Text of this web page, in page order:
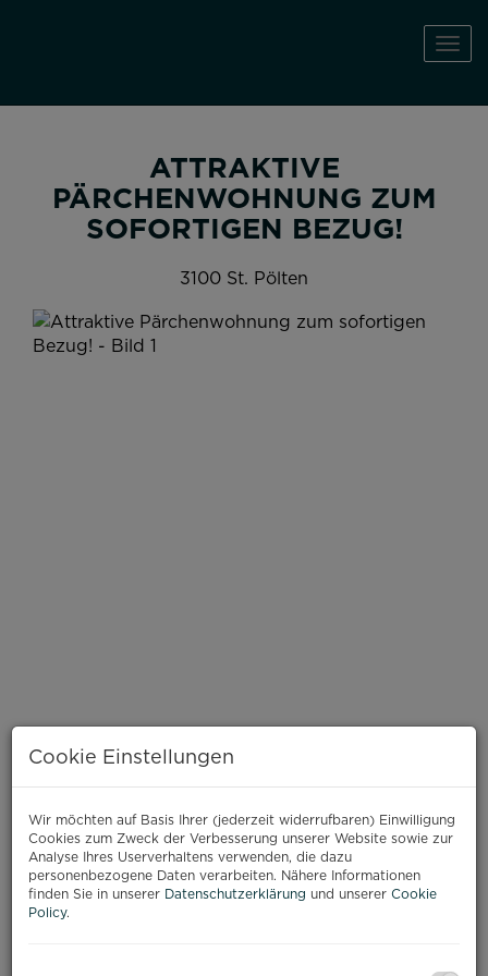
ATTRAKTIVE
PÄRCHENWOHNUNG ZUM
SOFORTIGEN BEZUG!
3100 St. Pölten
BESCHREIBUNG
Zum Verkauf gelangt eine gut geschnittene und
gepflegte 2,5-Zimmer-Eigentumswohnung in
1967
Cookie Einstellungen
Wir möchten auf Basis Ihrer (jederzeit widerrufbaren) Einwilligung
Cookies zum Zweck der Verbesserung unserer Website sowie zur
Analyse Ihres Userverhaltens verwenden, die dazu
personenbezogene Daten verarbeiten. Nähere Informationen
finden Sie in unserer Datenschutzerklärung und unserer Cookie
Policy.